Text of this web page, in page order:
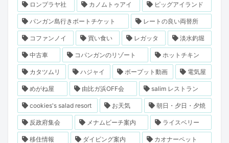
ロンプラヤ社 カノムトゥアイ ピッグアイランド
パンガン島行きボートチケット レートの良い両替所
コファンノイ 買い食い レガッタ 淡水釣堀
中古車 コパンガンのリゾート ホットチキン
カタツムリ ハジャイ ボープット動画 電気屋
めがね屋 由比ガ浜OFF会 salim レストラン
cookies's salad resort お天気 朝日・夕日・夕焼
反政府集会 メナムビーチ案内 ライスベリー
移住情報 ダイビング案内 カオナーペット